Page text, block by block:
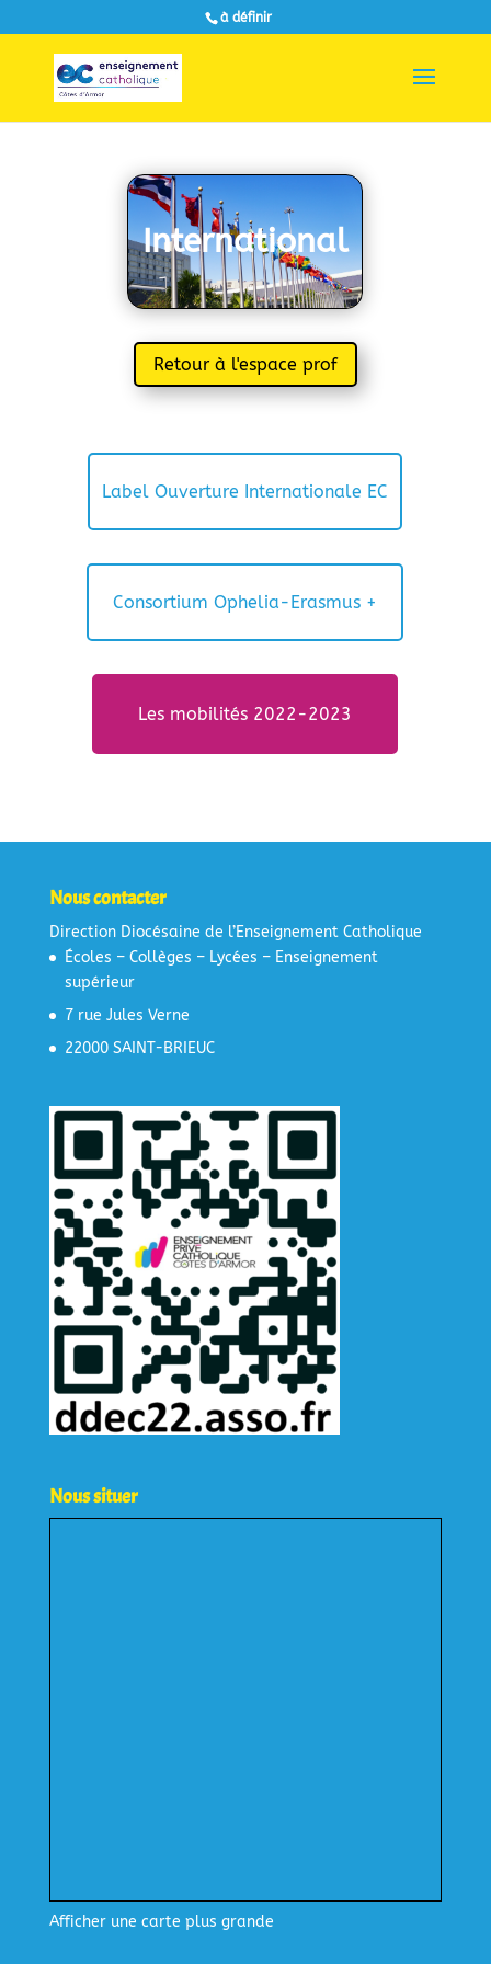
à définir
International
Retour à l'espace prof
Label Ouverture Internationale EC
Consortium Ophelia-Erasmus +
Les mobilités 2022-2023
Nous contacter
Direction Diocésaine de l’Enseignement Catholique
Écoles – Collèges – Lycées – Enseignement
supérieur
7 rue Jules Verne
22000 SAINT-BRIEUC
Nous situer
Afficher une carte plus grande